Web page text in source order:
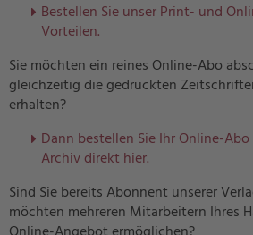
Bestellen Sie unser Print- und
Vorteilen.
Sie möchten ein reines Online-Abo
gleichzeitig die gedruckten
erhalten?
Dann bestellen Sie Ihr Online-
Archiv direkt hier.
Sind Sie bereits Abonnent unserer
möchten mehreren Mitarbeitern Ihres